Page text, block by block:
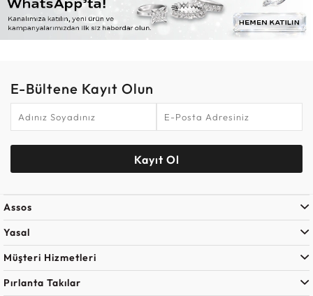
E-Bültene Kayıt Olun
Kayıt Ol
Assos
Yasal
Müşteri Hizmetleri
Pırlanta Takılar